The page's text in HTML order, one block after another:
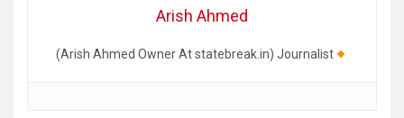
Arish Ahmed
(Arish Ahmed Owner At statebreak.in) Journalist